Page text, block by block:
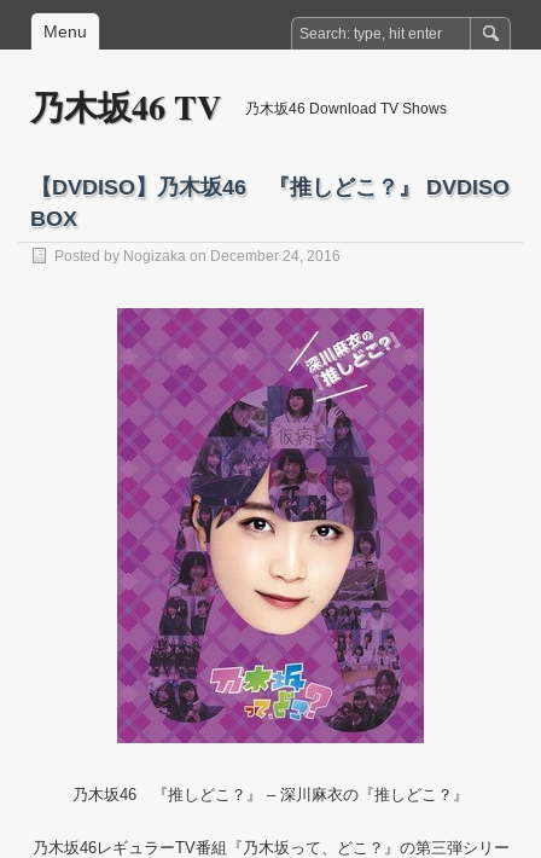
Menu
乃木坂46 TV 乃木坂46 Download TV Shows
【DVDISO】乃木坂46 『推しどこ？』 DVDISO
BOX
Posted by Nogizaka on December 24, 2016
乃木坂46 『推しどこ？』 – 深川麻衣の『推しどこ？』
乃木坂46レギュラーTV番組『乃木坂って、どこ？』の第三弾シリー